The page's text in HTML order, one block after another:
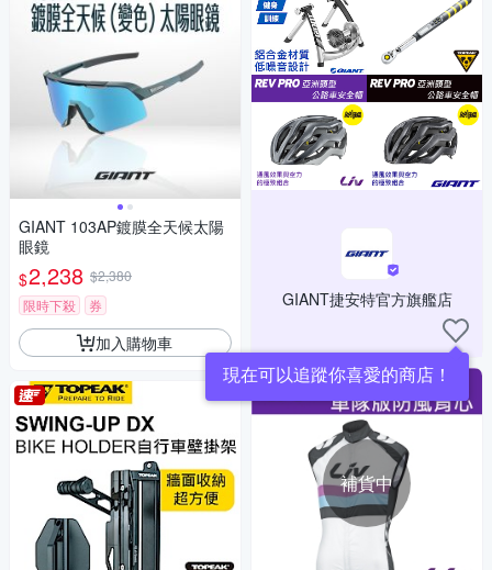
GIANT 103AP鍍膜全天候太陽
眼鏡
$2,238 $2,380
限時下殺
券
加入購物車
GIANT捷安特官方旗艦店
現在可以追蹤你喜愛的商店！
補貨中